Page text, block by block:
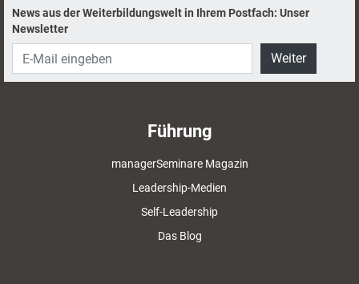
News aus der Weiterbildungswelt in Ihrem Postfach: Unser
Newsletter
Weiter
Führung
managerSeminare Magazin
Leadership-Medien
Self-Leadership
Das Blog